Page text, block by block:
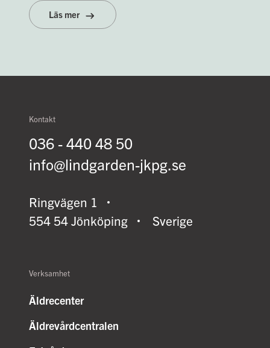
Läs mer
Kontakt
036 - 440 48 50
info@lindgarden-jkpg.se
Ringvägen 1
554 54 Jönköping
Sverige
Verksamhet
Äldrecenter
Äldrevårdcentralen